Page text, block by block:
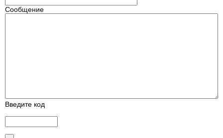
Сообщение
Введите код